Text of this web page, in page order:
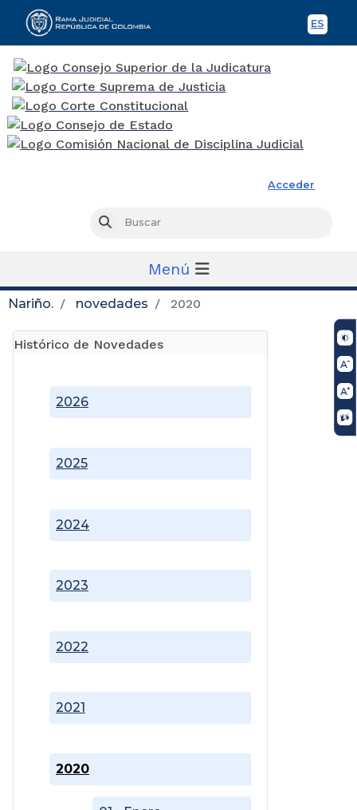
ES
Acceder
Buscar
Menú
Nariño. novedades 2020
Histórico de Novedades
2020
2021
2022
2023
2024
2025
2026